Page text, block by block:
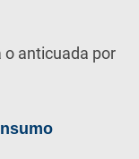
anticuada por